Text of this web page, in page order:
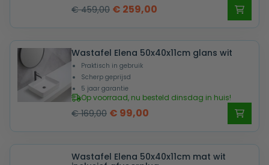
€459,00 Oorspronkelijke
was:
€ 459,00.
€ 259,00
is:
€ 259,00.
Wastafel Elena 50x40x11cm glans wit
Praktisch in gebruik
Scherp geprijsd
5 jaar garantie
Op voorraad, nu besteld dinsdag in huis!
€169,00 Oorspronkelijke
was:
€ 169,00.
€ 99,00
is:
€ 99,00.
Wastafel Elena 50x40x11cm mat wit